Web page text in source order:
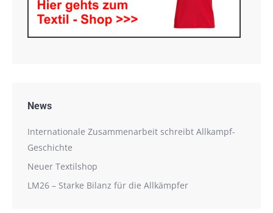
News
Internationale Zusammenarbeit schreibt Allkampf-
Geschichte
Neuer Textilshop
LM26 – Starke Bilanz für die Allkämpfer